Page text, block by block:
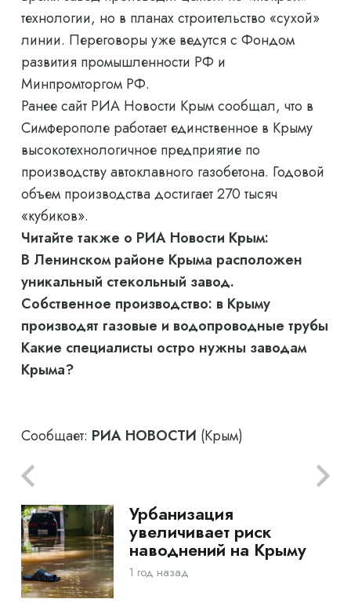
технологии, но в планах строительство «сухой»
линии. Переговоры уже ведутся с Фондом
развития промышленности РФ и
Минпромторгом РФ.
Ранее сайт РИА Новости Крым сообщал, что в
Симферополе работает единственное в Крыму
высокотехнологичное предприятие по
производству автоклавного газобетона. Годовой
объем производства достигает 270 тысяч
«кубиков».
Читайте также о РИА Новости Крым:
В Ленинском районе Крыма расположен
уникальный стекольный завод.
Собственное производство: в Крыму
производят газовые и водопроводные трубы
Какие специалисты остро нужны заводам
Крыма?
Сообщает: РИА НОВОСТИ (Крым)
Урбанизация
увеличивает риск
наводнений на Крыму
1 год назад